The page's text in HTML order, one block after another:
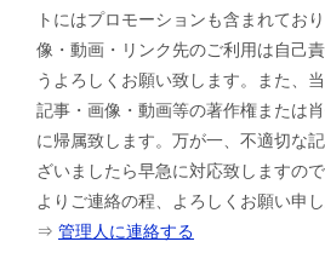
トにはプロモーションも含まれてお
像・動画・リンク先のご利用は自己
うよろしくお願い致します。また、
記事・画像・動画等の著作権または
に帰属致します。万が一、不適切な
ざいましたら早急に対応致しますの
よりご連絡の程、よろしくお願い申し
⇒ 管理人に連絡する